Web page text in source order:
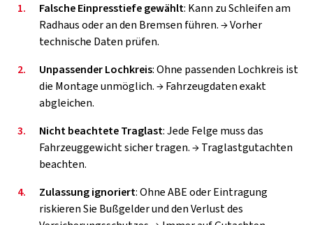
1. Falsche Einpresstiefe gewählt: Kann zu Schleifen am
Radhaus oder an den Bremsen führen. → Vorher
technische Daten prüfen.
2.
Unpassender Lochkreis: Ohne passenden Lochkreis ist
die Montage unmöglich. → Fahrzeugdaten exakt
abgleichen.
3.
Nicht beachtete Traglast: Jede Felge muss das
Fahrzeuggewicht sicher tragen. → Traglastgutachten
beachten.
4.
Zulassung ignoriert: Ohne ABE oder Eintragung
riskieren Sie Bußgelder und den Verlust des